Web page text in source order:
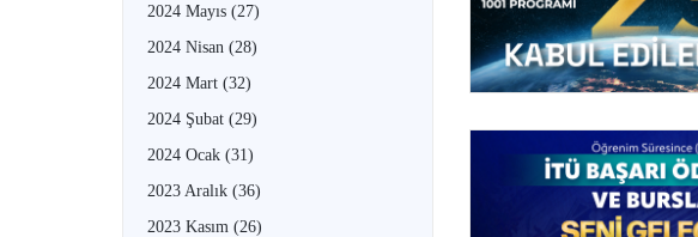
2024 Mayıs (27)
2024 Nisan (28)
2024 Mart (32)
2024 Şubat (29)
2024 Ocak (31)
2023 Aralık (36)
2023 Kasım (26)